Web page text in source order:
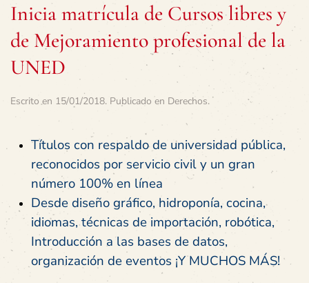
Inicia matrícula de Cursos libres y
de Mejoramiento profesional de la
UNED
Escrito en 15/01/2018. Publicado en Derechos.
Títulos con respaldo de universidad pública,
reconocidos por servicio civil y un gran
número 100% en línea
Desde diseño gráfico, hidroponía, cocina,
idiomas, técnicas de importación, robótica,
Introducción a las bases de datos,
organización de eventos ¡Y MUCHOS MÁS!